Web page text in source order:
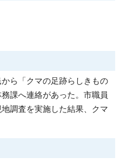
ら「クマの足跡らしきもの
課へ連絡があった。市職員
調査を実施した結果、クマ